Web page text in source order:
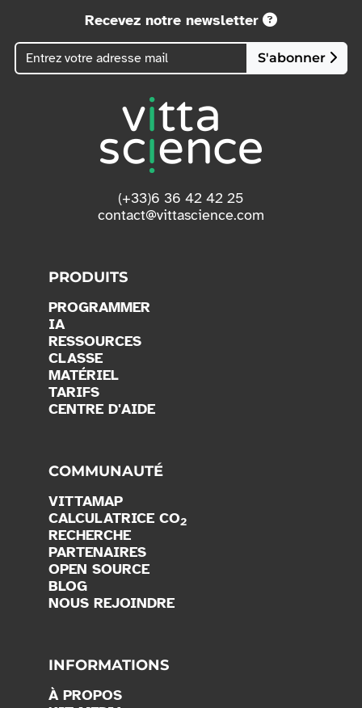
Recevez notre newsletter
S'abonner
(+33)6 36 42 42 25
contact@vittascience.com
PRODUITS
PROGRAMMER
IA
RESSOURCES
CLASSE
MATÉRIEL
TARIFS
CENTRE D'AIDE
COMMUNAUTÉ
VITTAMAP
CALCULATRICE CO2
RECHERCHE
PARTENAIRES
OPEN SOURCE
BLOG
NOUS REJOINDRE
INFORMATIONS
À PROPOS